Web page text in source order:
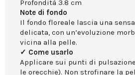
Profondità 3.8 cm
Note di fondo
Il fondo floreale lascia una
delicata, con un’evoluzione
vicina alla pelle.
✓ Come usarlo
Applicare sui punti di
le orecchie). Non strofinare la